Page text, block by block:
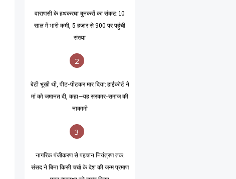
वाराणसी के हथकरघा बुनकरों का संकट: 10
साल में भारी कमी, 5 हजार से 900 पर पहुंची
संख्या
2
बेटी भूखी थी, पीट-पीटकर मार दिया: हाईकोर्ट ने
मां को जमानत दी, कहा—यह सरकार-समाज की
नाकामी
3
नागरिक पंजीकरण से पहचान नियंत्रण तक:
संसद ने बिना किसी चर्चा के देश की जन्म प्रमाण